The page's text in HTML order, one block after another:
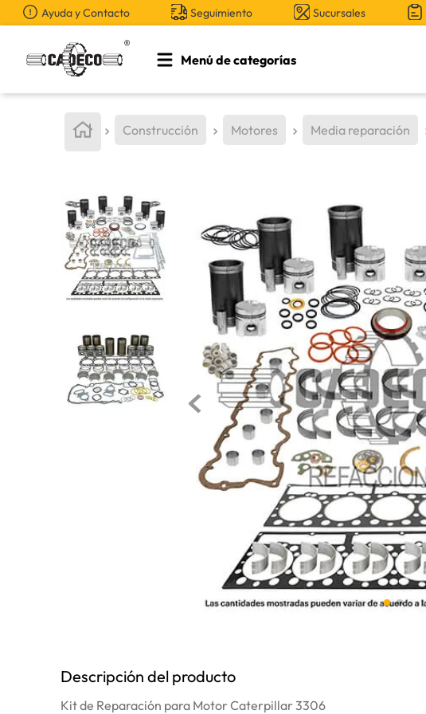
Ayuda y Contacto Seguimiento Sucursales
Menú de categorías
Construcción Motores Media reparación
Descripción del producto
Kit de Reparación para Motor Caterpillar 3306
TÉRMINOS MÁS BUSCADOS
4.
5.
cucharon
6.
7
pintura
anticongelante
herramienta
10
bomba